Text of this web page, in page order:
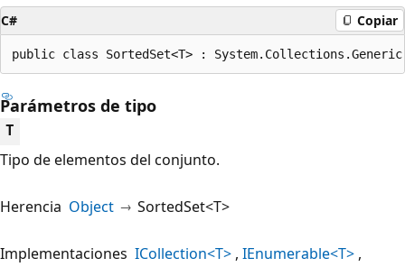
C# Copiar
public class SortedSet<T> :
Parámetros de tipo
T
Tipo de elementos del conjunto.
Herencia Object SortedSet<T>
Implementaciones ICollection<T> IEnumerable<T>